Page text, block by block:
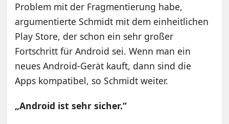
Problem mit der Fragmentierung habe,
argumentierte Schmidt mit dem einheitlichen
Play Store, der schon ein sehr großer
Fortschritt für Android sei. Wenn man ein
neues Android-Gerät kauft, dann sind die
Apps kompatibel, so Schmidt weiter.
„Android ist sehr sicher.“